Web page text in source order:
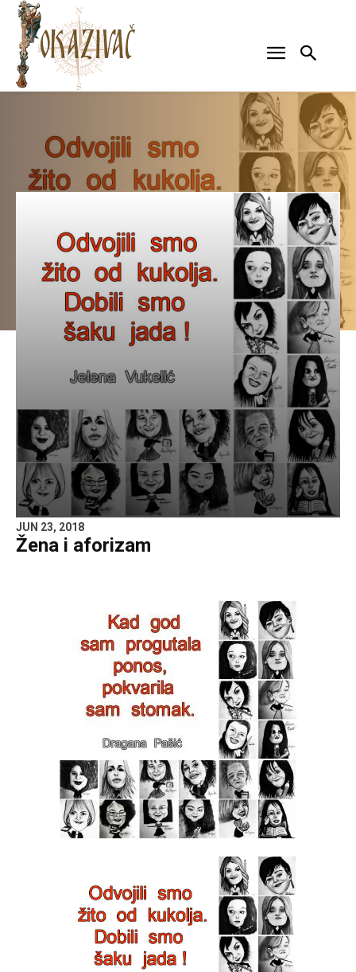
JUN 23, 2018
Žena i aforizam